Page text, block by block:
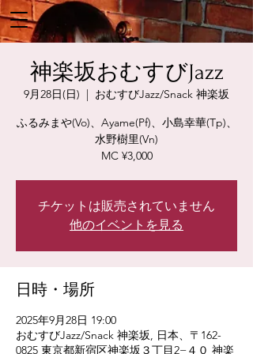
神楽坂おむすびJazz
9月28日(日)
  |
おむすびJazz/Snack 神楽坂
ふるみまや(Vo)、Ayame(Pf)、小島幸華(Tp)、
水野樹里(Vn)
MC ¥3,000
チケットは販売されていません
他のイベントを見る
日時・場所
2025年9月28日 19:00
おむすびJazz/Snack 神楽坂, 日本、〒162-
0825 東京都新宿区神楽坂３丁目2−４０ 神楽